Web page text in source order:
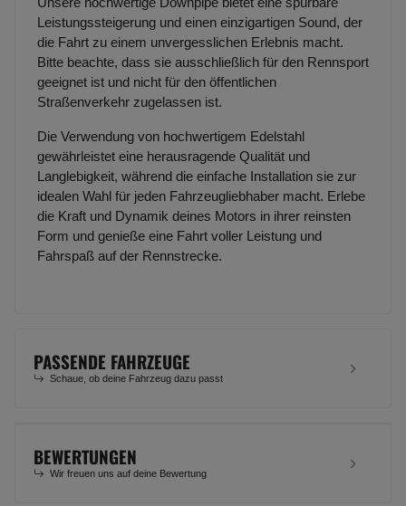
Leistungssteigerung und einen einzigartigen Sound, der
die Fahrt zu einem unvergesslichen Erlebnis macht.
Bitte beachte, dass sie ausschließlich für den Rennsport
geeignet ist und nicht für den öffentlichen
Straßenverkehr zugelassen ist.
Die Verwendung von hochwertigem Edelstahl
gewährleistet eine herausragende Qualität und
Langlebigkeit, während die einfache Installation sie zur
idealen Wahl für jeden Fahrzeugliebhaber macht. Erlebe
die Kraft und Dynamik deines Motors in ihrer reinsten
Form und genieße eine Fahrt voller Leistung und
Fahrspaß auf der Rennstrecke.
PASSENDE FAHRZEUGE
Schaue, ob deine Fahrzeug dazu passt
BEWERTUNGEN
Wir freuen uns auf deine Bewertung